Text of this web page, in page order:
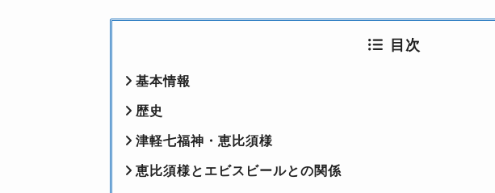
目次
基本情報
歴史
津軽七福神・恵比須様
恵比須様とエビスビールとの関係